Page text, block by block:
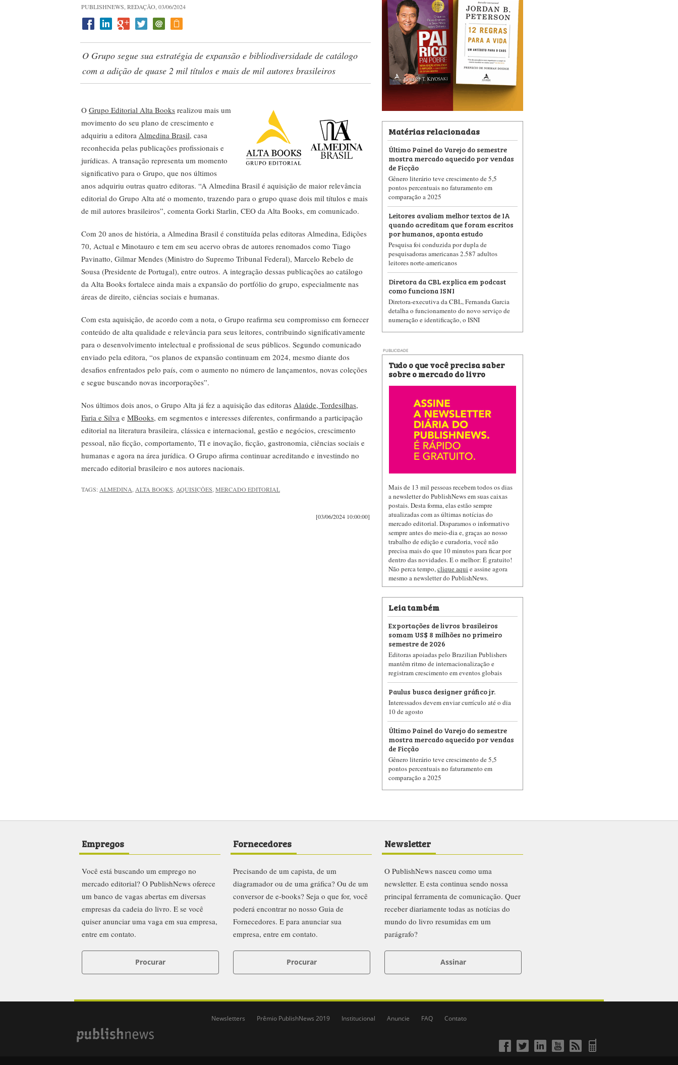
PUBLISHNEWS, REDAÇÃO, 03/06/2024
O Grupo segue sua estratégia de expansão e bibliodiversidade de catálogo
com a adição de quase 2 mil títulos e mais de mil autores brasileiros
O Grupo Editorial Alta Books realizou mais um
movimento do seu plano de crescimento e
adquiriu a editora Almedina Brasil, casa
reconhecida pelas publicações profissionais e
jurídicas. A transação representa um momento
significativo para o Grupo, que nos últimos
anos adquiriu outras quatro editoras. “A Almedina Brasil é aquisição de maior relevância
editorial do Grupo Alta até o momento, trazendo para o grupo quase dois mil títulos e mais
de mil autores brasileiros”, comenta Gorki Starlin, CEO da Alta Books, em comunicado.
Com 20 anos de história, a Almedina Brasil é constituída pelas editoras Almedina, Edições
70, Actual e Minotauro e tem em seu acervo obras de autores renomados como Tiago
Pavinatto, Gilmar Mendes (Ministro do Supremo Tribunal Federal), Marcelo Rebelo de
Sousa (Presidente de Portugal), entre outros. A integração dessas publicações ao catálogo
da Alta Books fortalece ainda mais a expansão do portfólio do grupo, especialmente nas
áreas de direito, ciências sociais e humanas.
Com esta aquisição, de acordo com a nota, o Grupo reafirma seu compromisso em fornecer
conteúdo de alta qualidade e relevância para seus leitores, contribuindo significativamente
para o desenvolvimento intelectual e profissional de seus públicos. Segundo comunicado
enviado pela editora, “os planos de expansão continuam em 2024, mesmo diante dos
desafios enfrentados pelo país, com o aumento no número de lançamentos, novas coleções
e segue buscando novas incorporações”.
Nos últimos dois anos, o Grupo Alta já fez a aquisição das editoras Alaúde, Tordesilhas,
Faria e Silva e MBooks, em segmentos e interesses diferentes, confirmando a participação
editorial na literatura brasileira, clássica e internacional, gestão e negócios, crescimento
pessoal, não ficção, comportamento, TI e inovação, ficção, gastronomia, ciências sociais e
humanas e agora na área jurídica. O Grupo afirma continuar acreditando e investindo no
mercado editorial brasileiro e nos autores nacionais.
TAGS: ALMEDINA ALTA BOOKS AQUISIÇÕES MERCADO EDITORIAL
[03/06/2024 10:00:00]
Matérias relacionadas
Último Painel do Varejo do semestre
mostra mercado aquecido por vendas
de Ficção
Gênero literário teve crescimento de 5,5
pontos percentuais no faturamento em
comparação a 2025
Leitores avaliam melhor textos de IA
quando acreditam que foram escritos
por humanos, aponta estudo
Pesquisa foi conduzida por dupla de
pesquisadoras americanas 2.587 adultos
leitores norte-americanos
Diretora da CBL explica em podcast
como funciona ISNI
Diretora-executiva da CBL, Fernanda Garcia
detalha o funcionamento do novo serviço de
numeração e identificação, o ISNI
PUBLICIDADE
Tudo o que você precisa saber
sobre o mercado do livro
Mais de 13 mil pessoas recebem todos os dias
a newsletter do PublishNews em suas caixas
postais. Desta forma, elas estão sempre
atualizadas com as últimas notícias do
mercado editorial. Disparamos o informativo
sempre antes do meio-dia e, graças ao nosso
trabalho de edição e curadoria, você não
precisa mais do que 10 minutos para ficar por
dentro das novidades. E o melhor: É gratuito!
Não perca tempo,clique aqui e assine agora
mesmo a newsletter do PublishNews.
Leia também
Exportações de livros brasileiros
somam US$ 8 milhões no primeiro
semestre de 2026
Editoras apoiadas pelo Brazilian Publishers
mantêm ritmo de internacionalização e
registram crescimento em eventos globais
Paulus busca designer gráfico jr.
Interessados devem enviar currículo até o dia
10 de agosto
Último Painel do Varejo do semestre
mostra mercado aquecido por vendas
de Ficção
Gênero literário teve crescimento de 5,5
pontos percentuais no faturamento em
comparação a 2025
Empregos
Você está buscando um emprego no
mercado editorial? O PublishNews oferece
um banco de vagas abertas em diversas
empresas da cadeia do livro. E se você
quiser anunciar uma vaga em sua empresa,
entre em contato.
Procurar
Fornecedores
Precisando de um capista, de um
diagramador ou de uma gráfica? Ou de um
conversor de e-books? Seja o que for, você
poderá encontrar no nosso Guia de
Fornecedores. E para anunciar sua
empresa, entre em contato.
Procurar
Newsletter
O PublishNews nasceu como uma
newsletter. E esta continua sendo nossa
principal ferramenta de comunicação. Quer
receber diariamente todas as notícias do
mundo do livro resumidas em um
parágrafo?
Assinar
Newsletters Prêmio PublishNews 2019 Institucional Anuncie FAQ Contato